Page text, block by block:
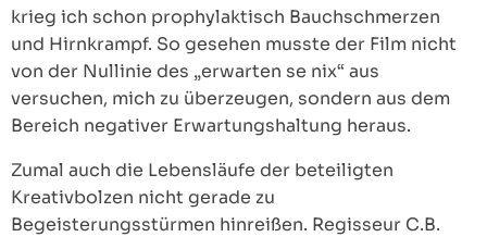
krieg ich schon prophylaktisch Bauchschmerzen
und Hirnkrampf. So gesehen musste der Film nicht
von der Nullinie des „erwarten se nix“ aus
versuchen, mich zu überzeugen, sondern aus dem
Bereich negativer Erwartungshaltung heraus.
Zumal auch die Lebensläufe der beteiligten
Kreativbolzen nicht gerade zu
Begeisterungsstürmen hinreißen. Regisseur C.B.